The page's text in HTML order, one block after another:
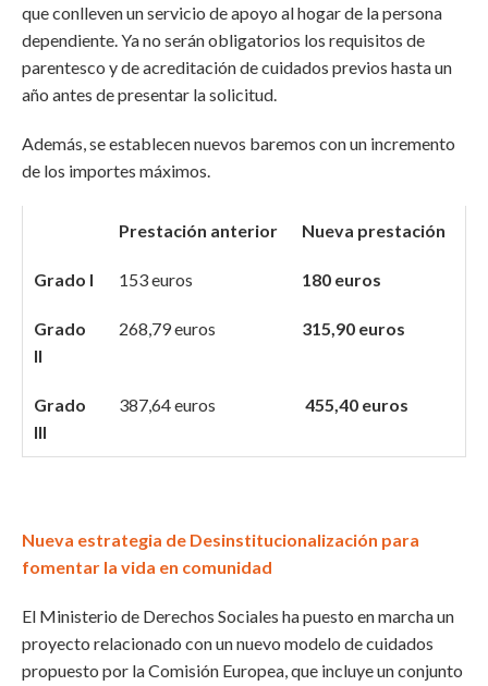
que conlleven un servicio de apoyo al hogar de la persona
dependiente. Ya no serán obligatorios los requisitos de
parentesco y de acreditación de cuidados previos hasta un
año antes de presentar la solicitud.
Además, se establecen nuevos baremos con un incremento
de los importes máximos.
Prestación anterior Nueva prestación
Grado I 153 euros 180 euros
Grado
II
268,79 euros 315,90 euros
Grado
III
387,64 euros 455,40 euros
Nueva estrategia de Desinstitucionalización para
fomentar la vida en comunidad
El Ministerio de Derechos Sociales ha puesto en marcha un
proyecto relacionado con un nuevo modelo de cuidados
propuesto por la Comisión Europea, que incluye un conjunto